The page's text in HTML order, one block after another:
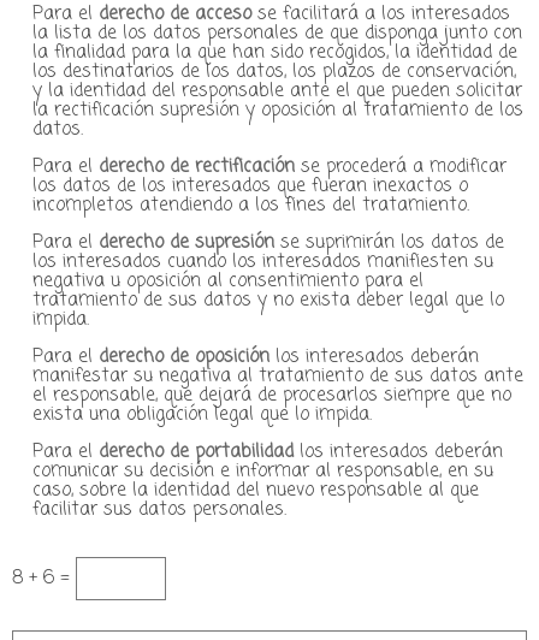
Para el derecho de accesose facilitará a los interesados
la lista de los datos personales de que disponga junto con
la finalidad para la que han sido recogidos, la identidad de
los destinatarios de los datos, los plazos de conservación,
y la identidad del responsable ante el que pueden solicitar
la rectificación supresión y oposición al tratamiento de los
datos.
Para el derecho de rectificaciónse procederá a modificar
los datos de los interesados que fueran inexactos o
incompletos atendiendo a los fines del tratamiento.
Para el derecho de supresiónse suprimirán los datos de
los interesados cuando los interesados manifiesten su
negativa u oposición al consentimiento para el
tratamiento de sus datos y no exista deber legal que lo
impida.
Para el derecho de oposiciónlos interesados deberán
manifestar su negativa al tratamiento de sus datos ante
el responsable, que dejará de procesarlos siempre que no
exista una obligación legal que lo impida.
Para el derecho de portabilidadlos interesados deberán
comunicar su decisión e informar al responsable, en su
caso, sobre la identidad del nuevo responsable al que
facilitar sus datos personales.
8 + 6 =